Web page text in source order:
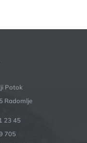
Potok
Radomlje
23 45
705